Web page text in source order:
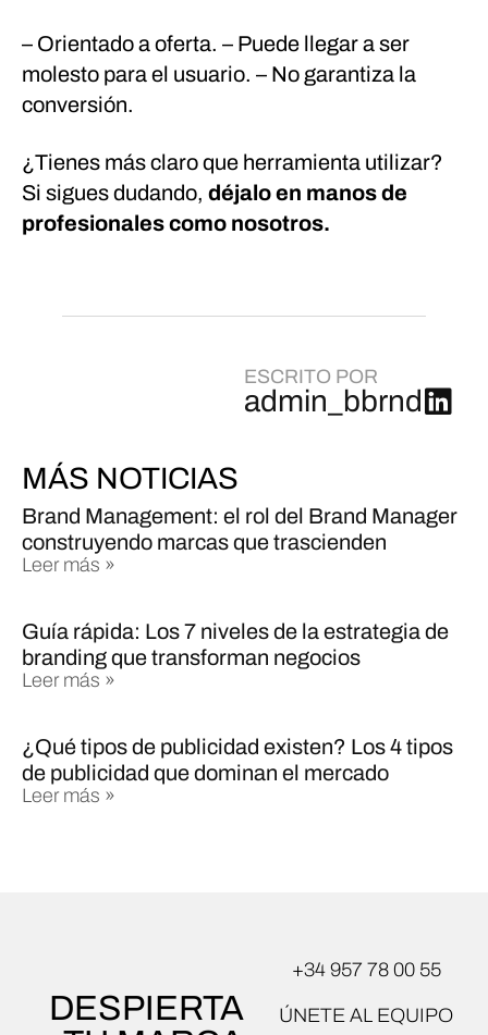
– Orientado a oferta. – Puede llegar a ser
molesto para el usuario. – No garantiza la
conversión.
¿Tienes más claro que herramienta utilizar?
Si sigues dudando, déjalo en manos de
profesionales como nosotros.
ESCRITO POR
admin_bbrnd
MÁS NOTICIAS
Brand Management: el rol del Brand Manager
construyendo marcas que trascienden
Leer más »
Guía rápida: Los 7 niveles de la estrategia de
branding que transforman negocios
Leer más »
¿Qué tipos de publicidad existen? Los 4 tipos
de publicidad que dominan el mercado
Leer más »
DESPIERTA
+34 957 78 00 55
ÚNETE AL EQUIPO